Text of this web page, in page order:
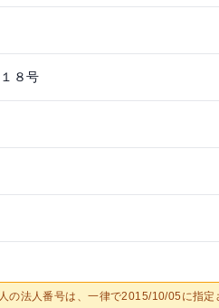
８号
法人番号は、一律で2015/10/05に指定